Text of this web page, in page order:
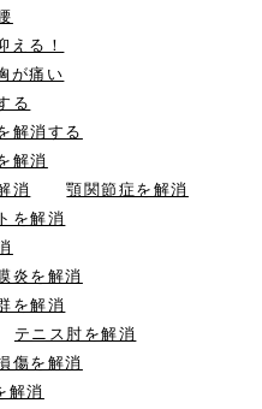
える！
が痛い
る
解消する
解消
消
顎関節症を解消
を解消
炎を解消
を解消
テニス肘を解消
傷を解消
解消